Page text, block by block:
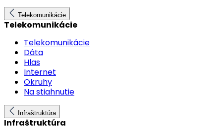
Telekomunikácie
Telekomunikácie
Telekomunikácie
Dáta
Hlas
Internet
Okruhy
Na stiahnutie
Infraštruktúra
Infraštruktúra